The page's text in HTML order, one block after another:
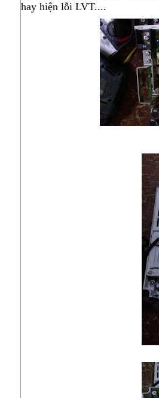
hay hiện lỗi LVT....